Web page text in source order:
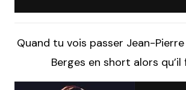
Quand tu vois passer Jean-
Berges en short alors qu’il